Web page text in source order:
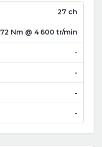
27 ch
72 Nm @ 4 600 tr/min
-
-
-
-